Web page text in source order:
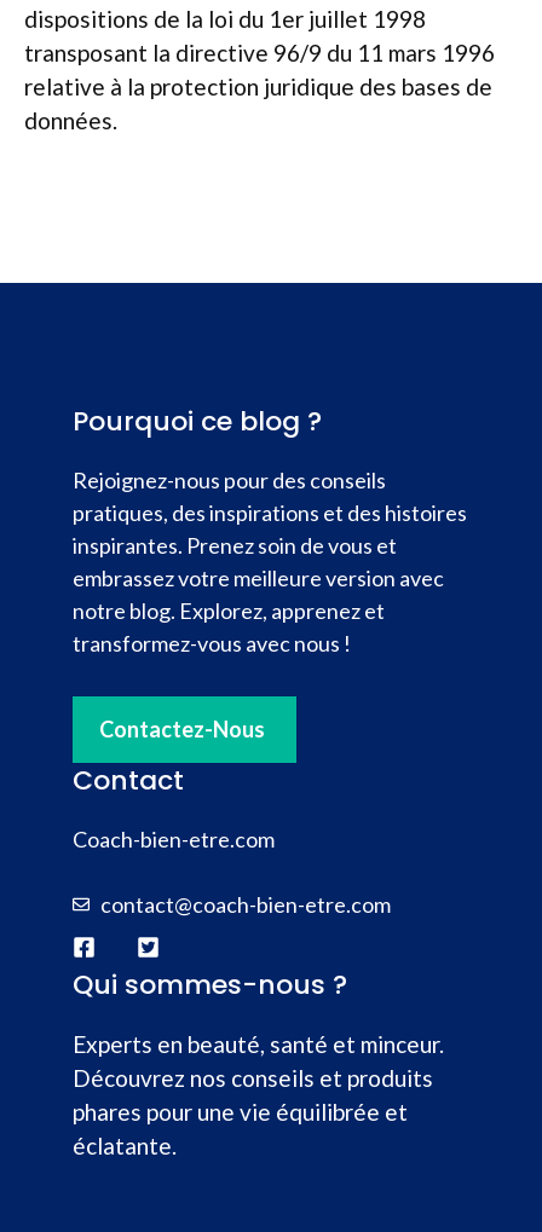
dispositions de la loi du 1er juillet 1998
transposant la directive 96/9 du 11 mars 1996
relative à la protection juridique des bases de
données.
Pourquoi ce blog ?
Rejoignez-nous pour des conseils
pratiques, des inspirations et des histoires
inspirantes. Prenez soin de vous et
embrassez votre meilleure version avec
notre blog. Explorez, apprenez et
transformez-vous avec nous !
Contactez-Nous
Contact
Coach-bien-etre.com
contact@coach-bien-etre.com
Qui sommes-nous ?
Experts en beauté, santé et minceur.
Découvrez nos conseils et produits
phares pour une vie équilibrée et
éclatante.